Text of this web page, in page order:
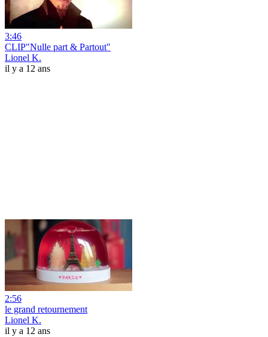
3:46
CLIP"Nulle part & Partout"
Lionel K.
il y a 12 ans
2:56
le grand retournement
Lionel K.
il y a 12 ans